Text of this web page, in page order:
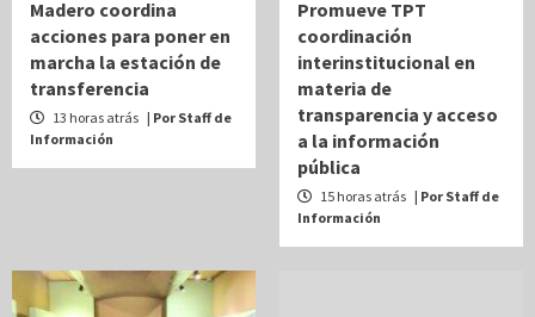
Madero coordina
acciones para poner en
marcha la estación de
transferencia
13 horas atrás | Por Staff de
Información
Promueve TPT
coordinación
interinstitucional en
materia de
transparencia y acceso
a la información
pública
15 horas atrás | Por Staff de
Información